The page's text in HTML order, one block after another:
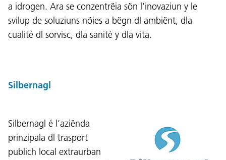
a idrogen. Ara se conzentrëia sön l’inovaziun y le
svilup de soluziuns nöies a bëgn dl ambiënt, dla
cualité dl sorvisc, dla sanité y dla vita.
Silbernagl
Silbernagl é l’aziënda
prinzipala dl trasport
publich local extraurban